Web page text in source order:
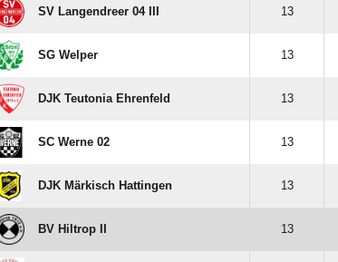
SV Langendreer 04 III 13
SG Welper 13
DJK Teutonia Ehrenfeld 13
SC Werne 02 13
DJK Märkisch Hattingen 13
BV Hiltrop II 13